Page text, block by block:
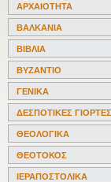
ΑΡΧΑΙΟΤΗΤΑ
ΒΑΛΚΑΝΙΑ
ΒΙΒΛΙΑ
ΒΥΖΑΝΤΙΟ
ΓΕΝΙΚΑ
ΔΕΣΠΟΤΙΚΕΣ ΓΙΟΡΤΕΣ
ΘΕΟΛΟΓΙΚΑ
ΘΕΟΤΟΚΟΣ
ΙΕΡΑΠΟΣΤΟΛΙΚΑ